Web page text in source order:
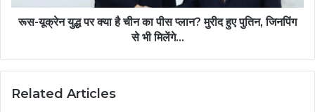
रूस-यूक्रेन युद्ध पर क्या है चीन का पीस प्लान? मुरीद हुए पुतिन, जिनपिंग
से भी मिलेंगे...
Related Articles